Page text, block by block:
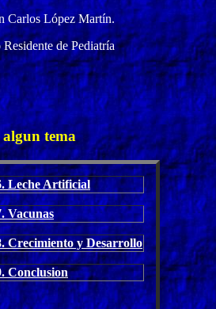
Carlos López Martín.
de Pediatría
tema
Leche Artificial
Vacunas
Crecimiento y Desarrollo
Conclusion